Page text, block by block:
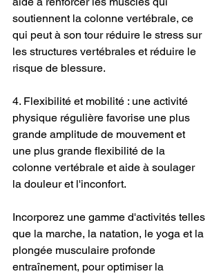
soutiennent la colonne vertébrale, ce
qui peut à son tour réduire le stress sur
les structures vertébrales et réduire le
risque de blessure.
4. Flexibilité et mobilité : une activité
physique régulière favorise une plus
grande amplitude de mouvement et
une plus grande flexibilité de la
colonne vertébrale et aide à soulager
la douleur et l'inconfort.
Incorporez une gamme d'activités telles
que la marche, la natation, le yoga et la
plongée musculaire profonde
entraînement, pour optimiser la